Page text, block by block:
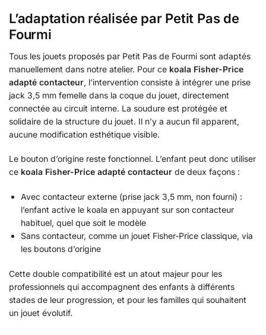
L’adaptation réalisée par Petit Pas de
Fourmi
Tous les jouets proposés par Petit Pas de Fourmi sont adaptés
manuellement dans notre atelier. Pour ce koala Fisher-Price
adapté contacteur, l’intervention consiste à intégrer une prise
jack 3,5 mm femelle dans la coque du jouet, directement
connectée au circuit interne. La soudure est protégée et
solidaire de la structure du jouet. Il n’y a aucun fil apparent,
aucune modification esthétique visible.
Le bouton d’origine reste fonctionnel. L’enfant peut donc utiliser
ce koala Fisher-Price adapté contacteur de deux façons :
Avec contacteur externe (prise jack 3,5 mm, non fourni) :
l’enfant active le koala en appuyant sur son contacteur
habituel, quel que soit le modèle
Sans contacteur, comme un jouet Fisher-Price classique, via
les boutons d’origine
Cette double compatibilité est un atout majeur pour les
professionnels qui accompagnent des enfants à différents
stades de leur progression, et pour les familles qui souhaitent
un jouet évolutif.